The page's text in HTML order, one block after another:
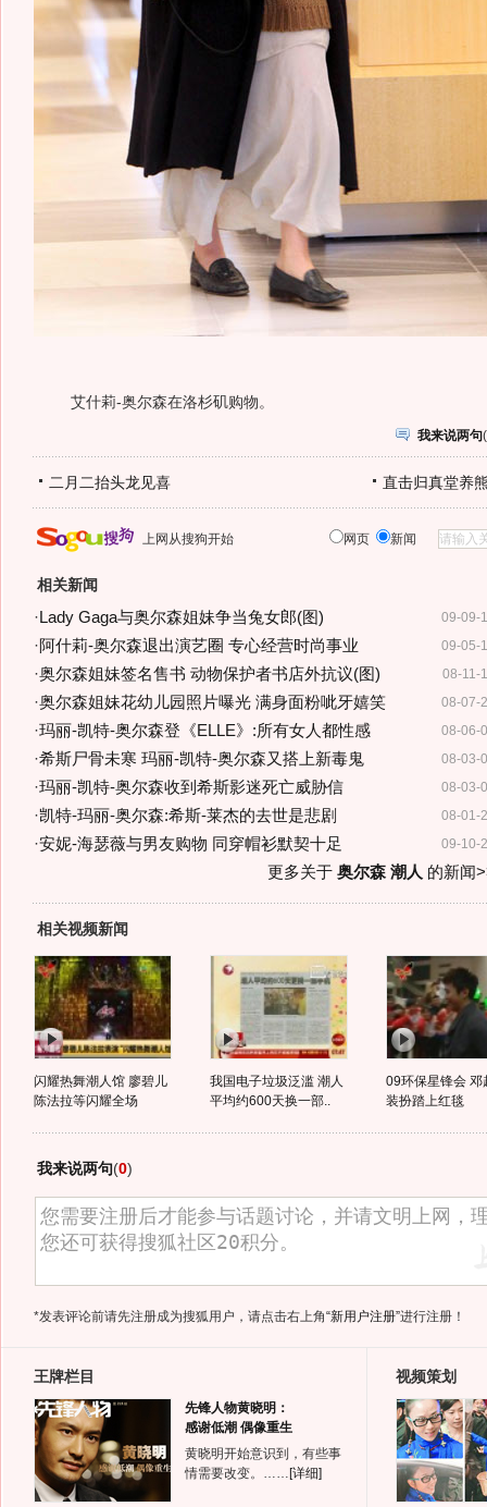
艾什莉-奥尔森在洛杉矶购物。
我来说两句(
二月二抬头龙见喜 直击归真堂养
上网从搜狗开始 网页 新闻
相关新闻
09-09-
· Lady Gaga与奥尔森姐妹争当兔女郎(图)
09-05-
·阿什莉-奥尔森退出演艺圈 专心经营时尚事业
08-11-
·奥尔森姐妹签名售书 动物保护者书店外抗议(图)
08-07-
·奥尔森姐妹花幼儿园照片曝光 满身面粉呲牙嬉笑
08-06-
·玛丽-凯特-奥尔森登《ELLE》:所有女人都性感
08-03-
·希斯尸骨未寒 玛丽-凯特-奥尔森又搭上新毒鬼
08-03-
·玛丽-凯特-奥尔森收到希斯影迷死亡威胁信
08-01-
·凯特-玛丽-奥尔森:希斯-莱杰的去世是悲剧
09-10-
·安妮-海瑟薇与男友购物 同穿帽衫默契十足
更多关于 奥尔森 潮人 的新闻
相关视频新闻
闪耀热舞潮人馆 廖碧儿
陈法拉等闪耀全场
我国电子垃圾泛滥 潮人
平均约600天换一部..
09环保星锋会 邓
装扮踏上红毯
我来说两句(0)
*发表评论前请先注册成为搜狐用户，请点击右上角“新用户注册”进行注册！
王牌栏目
先锋人物黄晓明：
感谢低潮 偶像重生
黄晓明开始意识到，有些事
情需要改变。…… [详细]
视频策划